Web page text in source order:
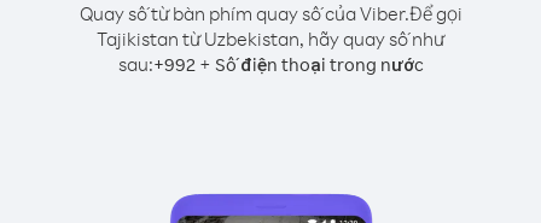
Quay số từ bàn phím quay số của Viber.Để gọi
Tajikistan từ Uzbekistan, hãy quay số như
sau:+992+ Số điện thoại trong nước